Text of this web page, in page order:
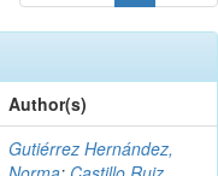
Author(s)
Gutiérrez Hernández,